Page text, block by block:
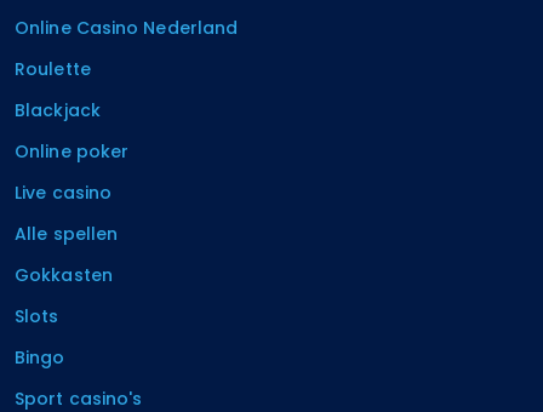
Online Casino Nederland
Roulette
Blackjack
Online poker
Live casino
Alle spellen
Gokkasten
Slots
Bingo
Sport casino's